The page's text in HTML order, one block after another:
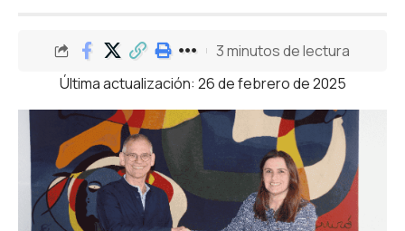
Última actualización: 26 de febrero de 2025
3 minutos de lectura